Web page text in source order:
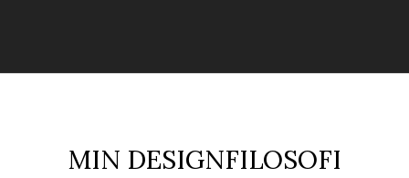
MIN DESIGNFILOSOFI